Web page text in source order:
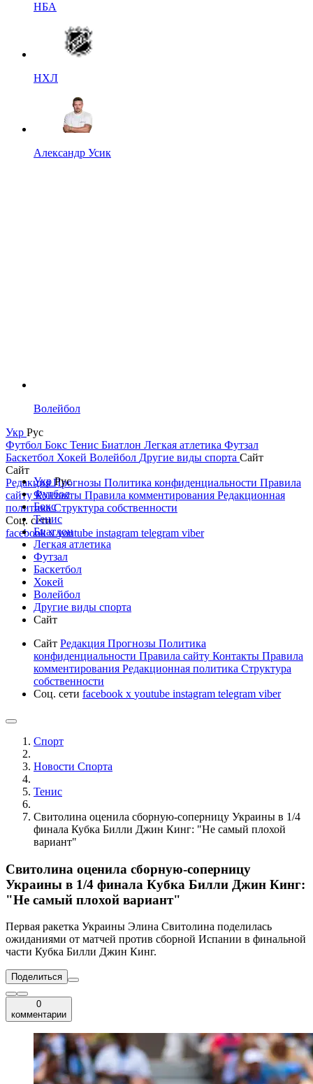
НБА
НХЛ
Александр Усик
Волейбол
Укр Рус
Футбол Бокс Тенис Биатлон Легкая атлетика Футзал
Баскетбол Хокей Волейбол Другие виды спорта Сайт
Сайт
РедакцияПрогнозы Политика конфиденциальности Правила
сайтуКонтакты Правила комментирования Редакционная
политикаСтруктура собственности
Соц. сети
facebookxyoutube instagram telegram viber
УкрРус
Футбол
Бокс
Тенис
Биатлон
Легкая атлетика
Футзал
Баскетбол
Хокей
Волейбол
Другие виды спорта
Сайт
Сайт Редакция Прогнозы Политика
конфиденциальности Правила сайту Контакты Правила
комментирования Редакционная политика Структура
собственности
Соц. сети facebook x youtube instagram telegram viber
Спорт
Новости Cпорта
Тенис
Свитолина оценила сборную-соперницу Украины в 1/4
финала Кубка Билли Джин Кинг: "Не самый плохой
вариант"
Свитолина оценила сборную-соперницу
Украины в 1/4 финала Кубка Билли Джин Кинг:
"Не самый плохой вариант"
Первая ракетка Украины Элина Свитолина поделилась
ожиданиями от матчей против сборной Испании в финальной
части Кубка Билли Джин Кинг.
Поделиться
0
комментарии